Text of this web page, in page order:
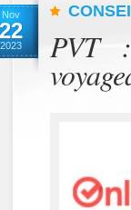
Nov
22
2023 PVT